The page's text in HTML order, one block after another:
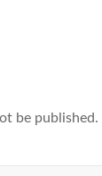
be published.